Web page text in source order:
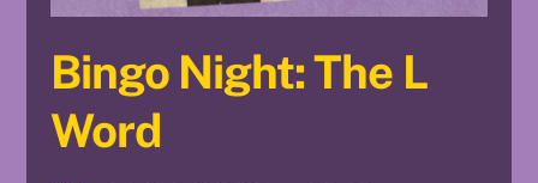
Bingo Night: The L
Word